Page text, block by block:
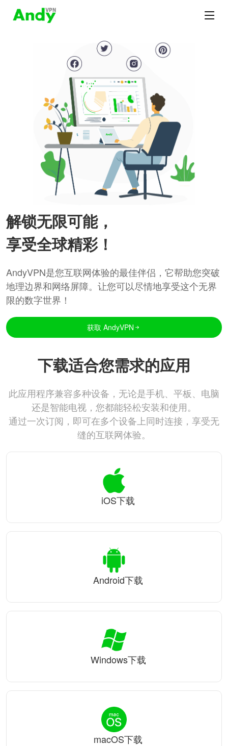
解锁无限可能，
享受全球精彩！
AndyVPN是您互联网体验的最佳伴侣，它帮助您突破
地理边界和网络屏障。让您可以尽情地享受这个无界
限的数字世界！
获取 AndyVPN
下载适合您需求的应用
此应用程序兼容多种设备，无论是手机、平板、电脑
还是智能电视，您都能轻松安装和使用。
通过一次订阅，即可在多个设备上同时连接，享受无
缝的互联网体验。
iOS下载
Android下载
Windows下载
macOS下载